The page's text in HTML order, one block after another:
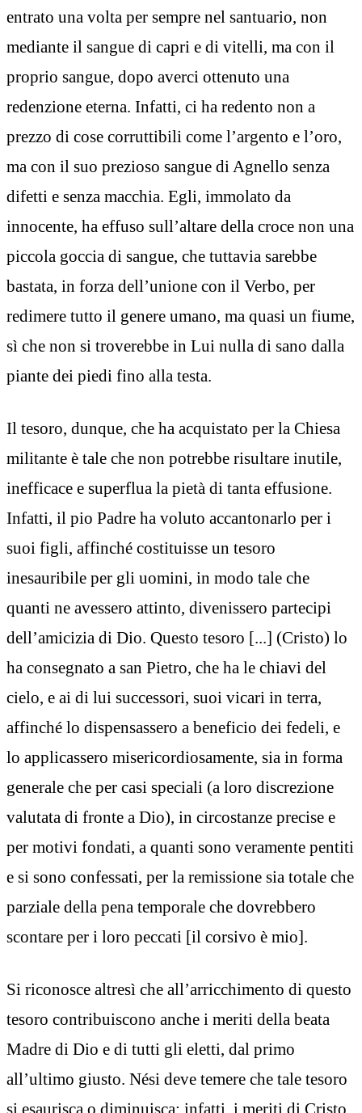
entrato una volta per sempre nel santuario, non
mediante il sangue di capri e di vitelli, ma con il
proprio sangue, dopo averci ottenuto una
redenzione eterna. Infatti, ci ha redento non a
prezzo di cose corruttibili come l’argento e l’oro,
ma con il suo prezioso sangue di Agnello senza
difetti e senza macchia. Egli, immolato da
innocente, ha effuso sull’altare della croce non una
piccola goccia di sangue, che tuttavia sarebbe
bastata, in forza dell’unione con il Verbo, per
redimere tutto il genere umano, ma quasi un fiume,
sì che non si troverebbe in Lui nulla di sano dalla
piante dei piedi fino alla testa.
Il tesoro, dunque, che ha acquistato per la Chiesa
militante è tale che non potrebbe risultare inutile,
inefficace e superflua la pietà di tanta effusione.
Infatti, il pio Padre ha voluto accantonarlo per i
suoi figli, affinché costituisse un tesoro
inesauribile per gli uomini, in modo tale che
quanti ne avessero attinto, divenissero partecipi
dell’amicizia di Dio. Questo tesoro [...] (Cristo) lo
ha consegnato a san Pietro, che ha le chiavi del
cielo, e ai di lui successori, suoi vicari in terra,
affinché lo dispensassero a beneficio dei fedeli, e
lo applicassero misericordiosamente, sia in forma
generale che per casi speciali (a loro discrezione
valutata di fronte a Dio), in circostanze precise e
per motivi fondati, a quanti sono veramente pentiti
e si sono confessati, per la remissione sia totale che
parziale della pena temporale che dovrebbero
scontare per i loro peccati [il corsivo è mio].
Si riconosce altresì che all’arricchimento di questo
tesoro contribuiscono anche i meriti della beata
Madre di Dio e di tutti gli eletti, dal primo
all’ultimo giusto. Nési deve temere che tale tesoro
si esaurisca o diminuisca; infatti, i meriti di Cristo,